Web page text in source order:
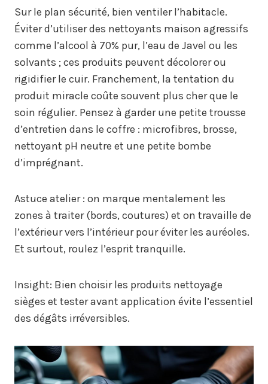
Sur le plan sécurité, bien ventiler l’habitacle.
Éviter d’utiliser des nettoyants maison agressifs
comme l’alcool à 70% pur, l’eau de Javel ou les
solvants ; ces produits peuvent décolorer ou
rigidifier le cuir. Franchement, la tentation du
produit miracle coûte souvent plus cher que le
soin régulier. Pensez à garder une petite trousse
d’entretien dans le coffre : microfibres, brosse,
nettoyant pH neutre et une petite bombe
d’imprégnant.
Astuce atelier : on marque mentalement les
zones à traiter (bords, coutures) et on travaille de
l’extérieur vers l’intérieur pour éviter les auréoles.
Et surtout, roulez l’esprit tranquille.
Insight: Bien choisir les produits nettoyage
sièges et tester avant application évite l’essentiel
des dégâts irréversibles.